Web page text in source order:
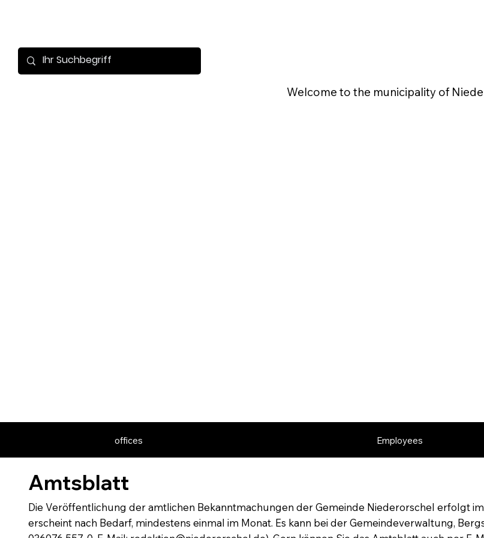
Welcome to the municipality of
offices Employees
Amtsblatt
Die Veröffentlichung der amtlichen Bekanntmachungen der Gemeinde Niederorschel erfolgt
erscheint nach Bedarf, mindestens einmal im Monat. Es kann bei der Gemeindeverwaltung,